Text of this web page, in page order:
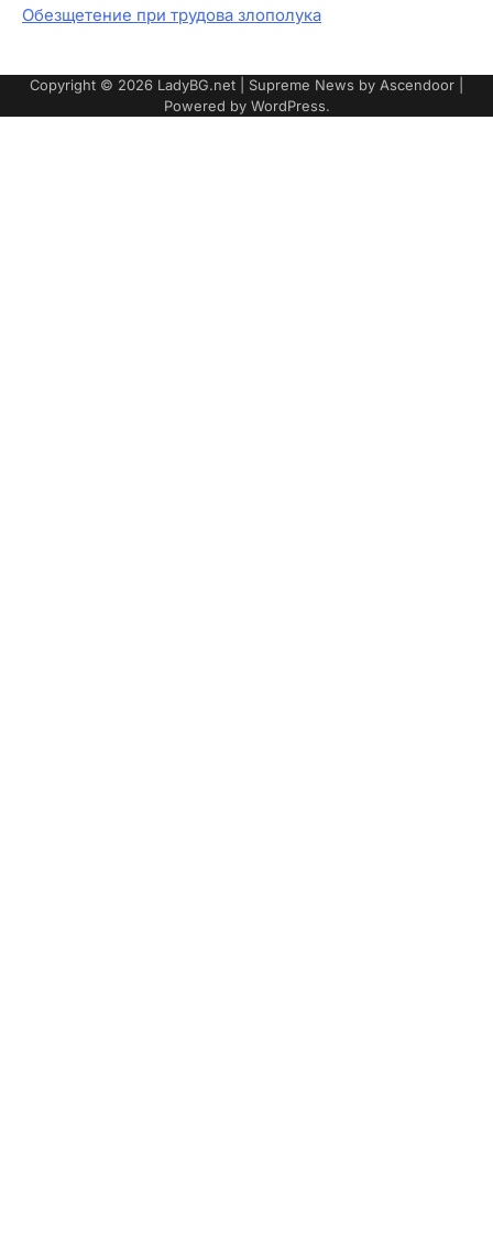
Обезщетение при трудова злополука
Copyright © 2026 LadyBG.net | Supreme News by Ascendoor
Powered by WordPress.